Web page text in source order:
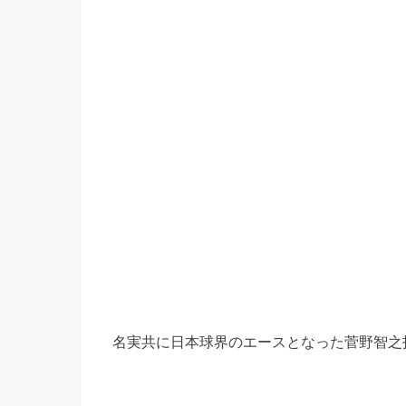
名実共に日本球界のエースとなった菅野智之